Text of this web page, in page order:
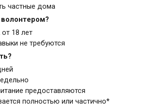
частные дома
18 лет
не требуются
предоставляются
полностью или частично*